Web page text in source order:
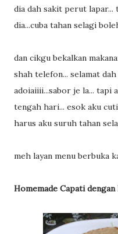
dia dah sakit perut lapar...
dia...cuba tahan selagi
dan cikgu bekalkan
shah telefon... selamat
adoiaiiii...sabor je la... tapi
tengah hari... esok aku
harus aku suruh tahan
meh layan menu berbuka
Homemade Capati